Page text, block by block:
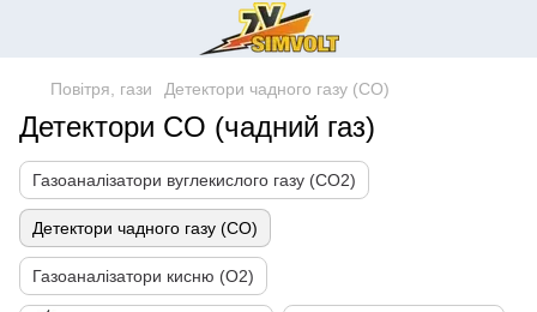
Повітря, гази Детектори чадного газу (СО)
Детектори CO (чадний газ)
Газоаналізатори вуглекислого газу (CO2)
Детектори чадного газу (СО)
Газоаналізатори кисню (О2)